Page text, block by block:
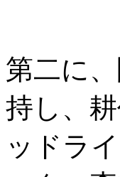
第二に
持し、
ッドラ